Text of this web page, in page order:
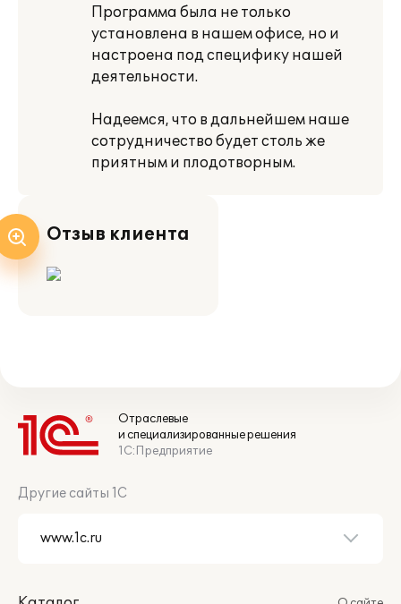
Программа была не только
установлена в нашем офисе, но и
настроена под специфику нашей
деятельности.
Надеемся, что в дальнейшем наше
сотрудничество будет столь же
приятным и плодотворным.
Отзыв клиента
Отраслевые
и специализированные решения
1С:Предприятие
Другие сайты 1С